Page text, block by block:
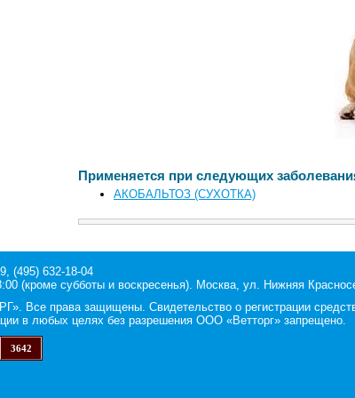
Применяется при следующих
АКОБАЛЬТОЗ (СУХОТКА)
(495) 632-18-04
(кроме субботы и воскресенья). Москва, ул. Нижняя
Все права защищены. Свидетельство о регистрации
в любых целях без разрешения ООО «Ветторг» запрещено.
3642